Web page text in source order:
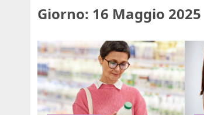
Giorno: 16 Maggio 2025